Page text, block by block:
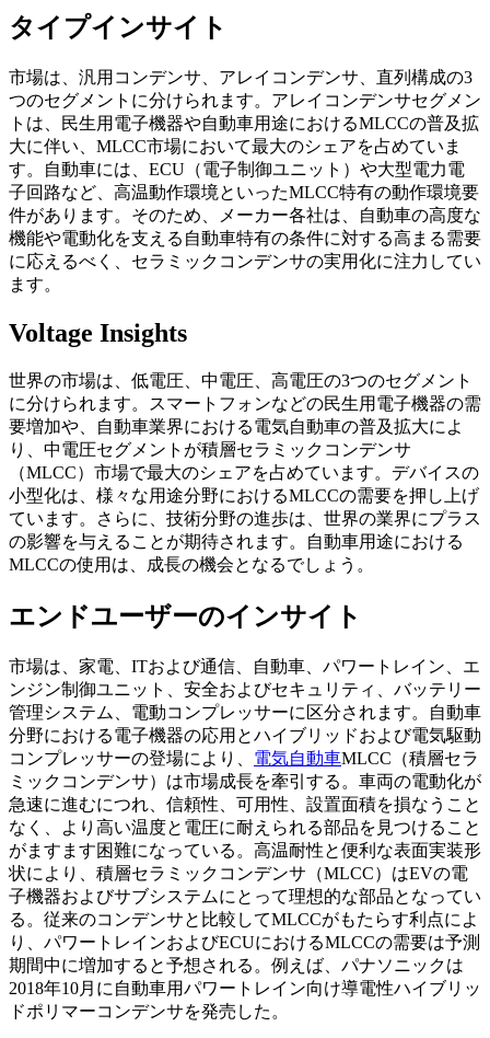
タイプインサイト
市場は、汎用コンデンサ、アレイコンデンサ、直列構成の3
つのセグメントに分けられます。アレイコンデンサセグメン
トは、民生用電子機器や自動車用途におけるMLCCの普及拡
大に伴い、MLCC市場において最大のシェアを占めていま
す。自動車には、ECU（電子制御ユニット）や大型電力電
子回路など、高温動作環境といったMLCC特有の動作環境要
件があります。そのため、メーカー各社は、自動車の高度な
機能や電動化を支える自動車特有の条件に対する高まる需要
に応えるべく、セラミックコンデンサの実用化に注力してい
ます。
Voltage Insights
世界の市場は、低電圧、中電圧、高電圧の3つのセグメント
に分けられます。スマートフォンなどの民生用電子機器の需
要増加や、自動車業界における電気自動車の普及拡大によ
り、中電圧セグメントが積層セラミックコンデンサ
（MLCC）市場で最大のシェアを占めています。デバイスの
小型化は、様々な用途分野におけるMLCCの需要を押し上げ
ています。さらに、技術分野の進歩は、世界の業界にプラス
の影響を与えることが期待されます。自動車用途における
MLCCの使用は、成長の機会となるでしょう。
エンドユーザーのインサイト
市場は、家電、ITおよび通信、自動車、パワートレイン、エ
ンジン制御ユニット、安全およびセキュリティ、バッテリー
管理システム、電動コンプレッサーに区分されます。自動車
分野における電子機器の応用とハイブリッドおよび電気駆動
コンプレッサーの登場により、 電気自動車MLCC（積層セラ
ミックコンデンサ）は市場成長を牽引する。車両の電動化が
急速に進むにつれ、信頼性、可用性、設置面積を損なうこと
なく、より高い温度と電圧に耐えられる部品を見つけること
がますます困難になっている。高温耐性と便利な表面実装形
状により、積層セラミックコンデンサ（MLCC）はEVの電
子機器およびサブシステムにとって理想的な部品となってい
る。従来のコンデンサと比較してMLCCがもたらす利点によ
り、パワートレインおよびECUにおけるMLCCの需要は予測
期間中に増加すると予想される。例えば、パナソニックは
2018年10月に自動車用パワートレイン向け導電性ハイブリッ
ドポリマーコンデンサを発売した。